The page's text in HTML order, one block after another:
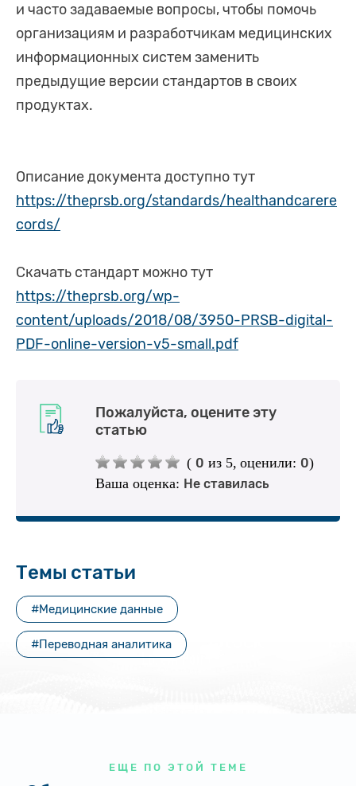
и часто задаваемые вопросы, чтобы помочь
организациям и разработчикам медицинских
информационных систем заменить
предыдущие версии стандартов в своих
продуктах.
Описание документа доступно тут
https://theprsb.org/standards/healthandcarere
cords/
Скачать стандарт можно тут
https://theprsb.org/wp-
content/uploads/2018/08/3950-PRSB-digital-
PDF-online-version-v5-small.pdf
Пожалуйста, оцените эту
статью
( 0 из 5, оценили: 0)
Ваша оценка: Не ставилась
Темы статьи
#Медицинские данные
#Переводная аналитика
ЕЩЕ ПО ЭТОЙ ТЕМЕ